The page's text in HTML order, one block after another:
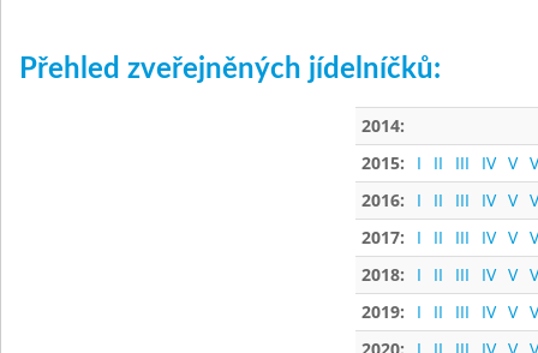
Přehled zveřejněných jídelníčků:
2014:
2015:
I II III IV V
2016:
I II III IV V
2017:
I II III IV V
2018:
I II III IV V
2019:
I II III IV V